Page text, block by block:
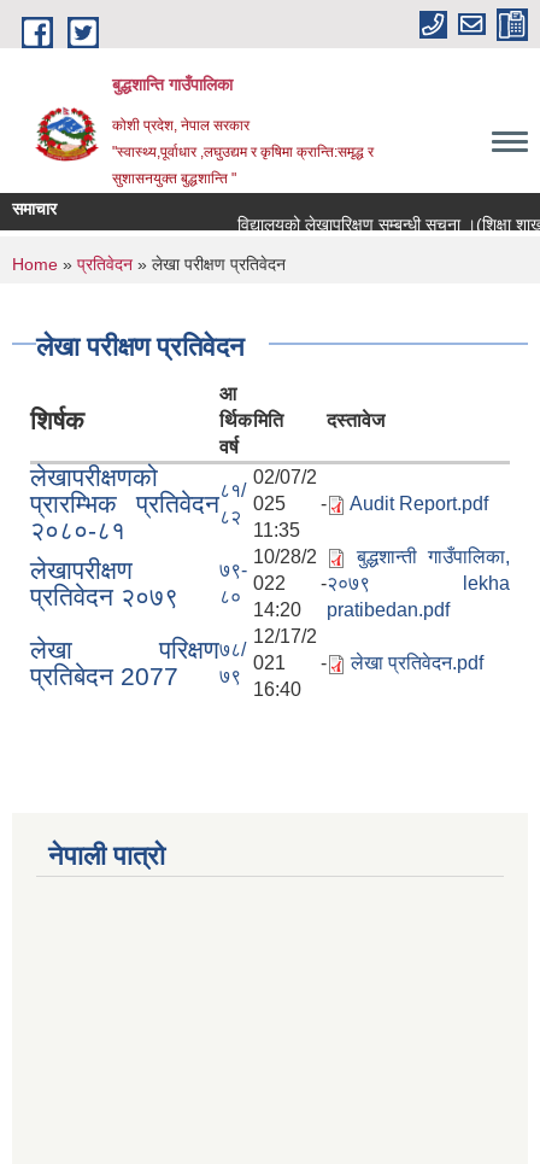
Skip to main content
बुद्धशान्ति गाउँपालिका
कोशी प्रदेश, नेपाल सरकार
"स्वास्थ्य,पूर्वाधार ,लघुउद्यम र कृषिमा क्रान्ति:समृद्ध र
सुशासनयुक्त बुद्धशान्ति "
समाचार
विद्यालयको लेखापरिक्षण सम्बन्धी सूचना ।(शिक्षा शाखा)
You are here
Home » प्रतिवेदन » लेखा परीक्षण प्रतिवेदन
लेखा परीक्षण प्रतिवेदन
शिर्षक
आ
र्थिक
वर्ष
मिति दस्तावेज
लेखापरीक्षणको
प्रारम्भिक प्रतिवेदन
२०८०-८१
८१/
८२
02/07/2
025 -
11:35
Audit Report.pdf
लेखापरीक्षण
प्रतिवेदन २०७९
७९-
८०
10/28/2
022 -
14:20
बुद्धशान्ती गाउँपालिका,
२०७९ lekha
pratibedan.pdf
लेखा परिक्षण
प्रतिबेदन 2077
७८/
७९
12/17/2
021 -
16:40
लेखा प्रतिवेदन.pdf
नेपाली पात्रो